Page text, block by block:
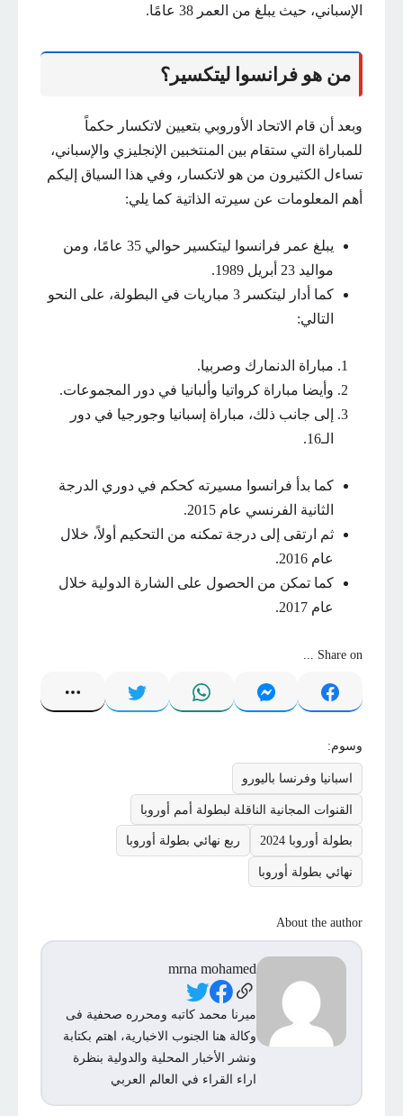
الإسباني، حيث يبلغ من العمر 38 عامًا.
من هو فرانسوا ليتكسير؟
وبعد أن قام الاتحاد الأوروبي بتعيين لاتكسار حكماً
للمباراة التي ستقام بين المنتخبين الإنجليزي والإسباني،
تساءل الكثيرون من هو لاتكسار، وفي هذا السياق إليكم
أهم المعلومات عن سيرته الذاتية كما يلي:
يبلغ عمر فرانسوا ليتكسير حوالي 35 عامًا، ومن
مواليد 23 أبريل 1989.
كما أدار ليتكسر 3 مباريات في البطولة، على النحو
التالي:
مباراة الدنمارك وصربيا.
وأيضا مباراة كرواتيا وألبانيا في دور المجموعات.
إلى جانب ذلك، مباراة إسبانيا وجورجيا في دور
الـ16.
كما بدأ فرانسوا مسيرته كحكم في دوري الدرجة
الثانية الفرنسي عام 2015.
ثم ارتقى إلى درجة تمكنه من التحكيم أولاً، خلال
عام 2016.
كما تمكن من الحصول على الشارة الدولية خلال
عام 2017.
Share on ...
وسوم:
اسبانيا وفرنسا باليورو
القنوات المجانية الناقلة لبطولة أمم أوروبا
بطولة أوروبا 2024 ربع نهائي بطولة أوروبا
نهائي بطولة أوروبا
About the author
mrna mohamed
Social Links
ميرنا محمد كاتبه ومحرره صحفية فى
وكالة هنا الجنوب الاخبارية، اهتم بكتابة
ونشر الأخبار المحلية والدولية بنظرة
اراء القراء في العالم العربي